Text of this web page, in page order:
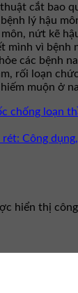
cắt bao
lý hậu
nứt kẽ
mình vì bệnh
các bệnh
rối loạn
muộn ở
chống loạn
Công
hiển thị